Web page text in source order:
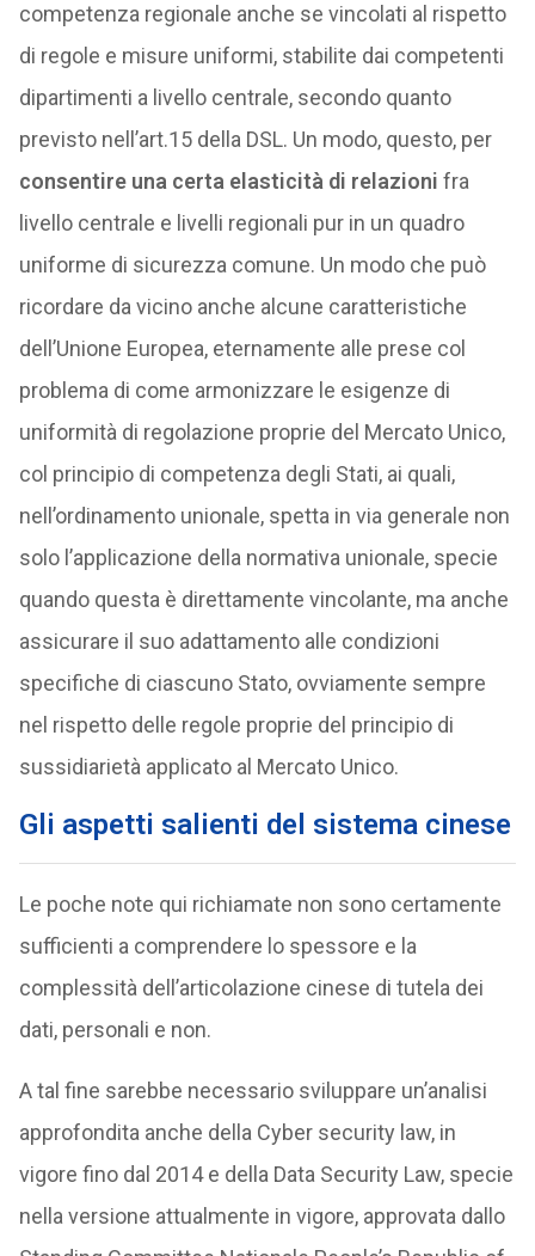
competenza regionale anche se vincolati al rispetto
di regole e misure uniformi, stabilite dai competenti
dipartimenti a livello centrale, secondo quanto
previsto nell’art.15 della DSL. Un modo, questo, per
consentire una certa elasticità di relazioni fra
livello centrale e livelli regionali pur in un quadro
uniforme di sicurezza comune. Un modo che può
ricordare da vicino anche alcune caratteristiche
dell’Unione Europea, eternamente alle prese col
problema di come armonizzare le esigenze di
uniformità di regolazione proprie del Mercato Unico,
col principio di competenza degli Stati, ai quali,
nell’ordinamento unionale, spetta in via generale non
solo l’applicazione della normativa unionale, specie
quando questa è direttamente vincolante, ma anche
assicurare il suo adattamento alle condizioni
specifiche di ciascuno Stato, ovviamente sempre
nel rispetto delle regole proprie del principio di
sussidiarietà applicato al Mercato Unico.
Gli aspetti salienti del sistema cinese
Le poche note qui richiamate non sono certamente
sufficienti a comprendere lo spessore e la
complessità dell’articolazione cinese di tutela dei
dati, personali e non.
A tal fine sarebbe necessario sviluppare un’analisi
approfondita anche della Cyber security law, in
vigore fino dal 2014 e della Data Security Law, specie
nella versione attualmente in vigore, approvata dallo